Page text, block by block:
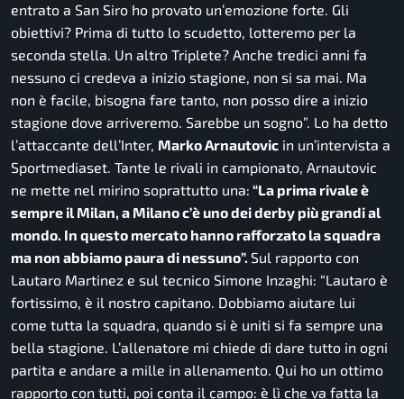
entrato a San Siro ho provato un’emozione forte. Gli
obiettivi? Prima di tutto lo scudetto, lotteremo per la
seconda stella. Un altro Triplete? Anche tredici anni fa
nessuno ci credeva a inizio stagione, non si sa mai. Ma
non è facile, bisogna fare tanto, non posso dire a inizio
stagione dove arriveremo. Sarebbe un sogno”. Lo ha detto
l’attaccante dell’Inter, Marko Arnautovic in un’intervista a
Sportmediaset. Tante le rivali in campionato, Arnautovic
ne mette nel mirino soprattutto una: “La prima rivale è
sempre il Milan, a Milano c’è uno dei derby più grandi al
mondo. In questo mercato hanno rafforzato la squadra
ma non abbiamo paura di nessuno”. Sul rapporto con
Lautaro Martinez e sul tecnico Simone Inzaghi: “Lautaro è
fortissimo, è il nostro capitano. Dobbiamo aiutare lui
come tutta la squadra, quando si è uniti si fa sempre una
bella stagione. L’allenatore mi chiede di dare tutto in ogni
partita e andare a mille in allenamento. Qui ho un ottimo
rapporto con tutti, poi conta il campo: è lì che va fatta la